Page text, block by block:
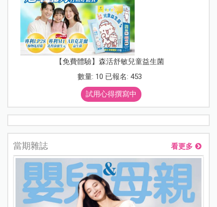
【免費體驗】森活舒敏兒童益生菌
數量: 10 已報名: 453
試用心得撰寫中
當期雜誌 看更多